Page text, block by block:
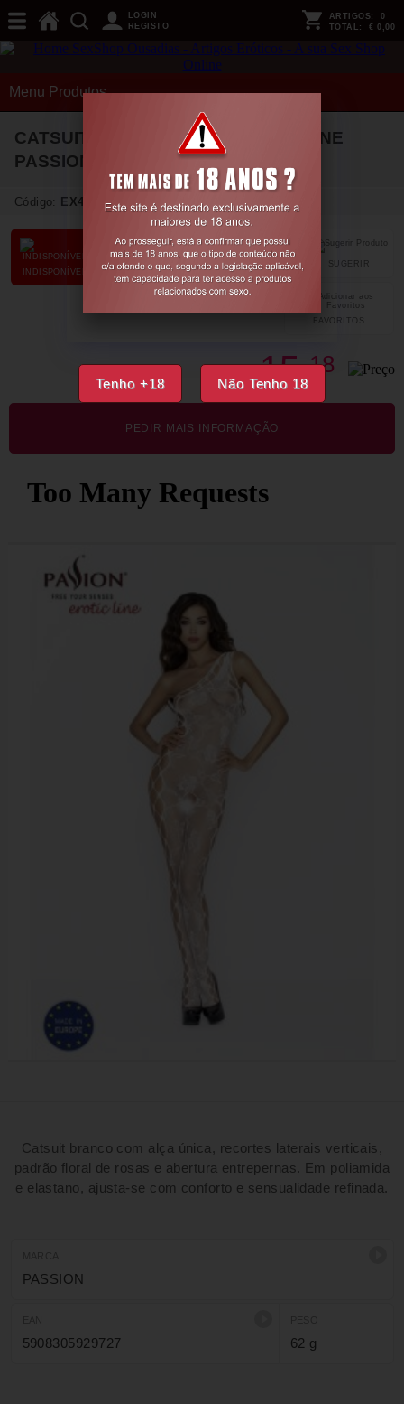
Tenho +18 Não Tenho 18
LOGIN
REGISTO
ARTIGOS: 0
TOTAL: € 0,00
Menu Produtos
CATSUIT BS036 BRANCO EROTIC LINE
PASSION
Código: EX48341
INDISPONÍVEL
SUGERIR
PARTILHAR
FAVORITOS
€15,18
PEDIR MAIS INFORMAÇÃO
Catsuit branco com alça única, recortes laterais verticais,
padrão floral de rosas e abertura entrepernas. Em poliamida
e elastano, ajusta-se com conforto e sensualidade refinada.
PASSION
5908305929727 62 g